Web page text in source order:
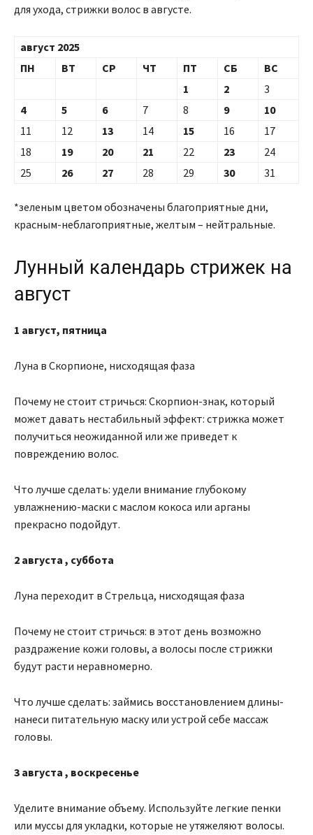
для ухода, стрижки волос в августе.
август 2025
ПН
ВТ СР ЧТ ПТ СБ
ВС
1
2
3
4
5 6 7 8 9
10
11
12 13 14 15 16
17
18
19 20 21 22 23
24
25
26 27 28 29 30 31
*зеленым цветом обозначены благоприятные дни,
красным-неблагоприятные, желтым – нейтральные.
Лунный календарь стрижек на
август
1 август, пятница
Луна в Скорпионе, нисходящая фаза
Почему не стоит стричься: Скорпион-знак, который
может давать нестабильный эффект: стрижка может
получиться неожиданной или же приведет к
повреждению волос.
Что лучше сделать: удели внимание глубокому
увлажнению-маски с маслом кокоса или арганы
прекрасно подойдут.
2 августа , суббота
Луна переходит в Стрельца, нисходящая фаза
Почему не стоит стричься: в этот день возможно
раздражение кожи головы, а волосы после стрижки
будут расти неравномерно.
Что лучше сделать: займись восстановлением длины-
нанеси питательную маску или устрой себе массаж
головы.
3 августа , воскресенье
Уделите внимание объему. Используйте легкие пенки
или муссы для укладки, которые не утяжеляют волосы.